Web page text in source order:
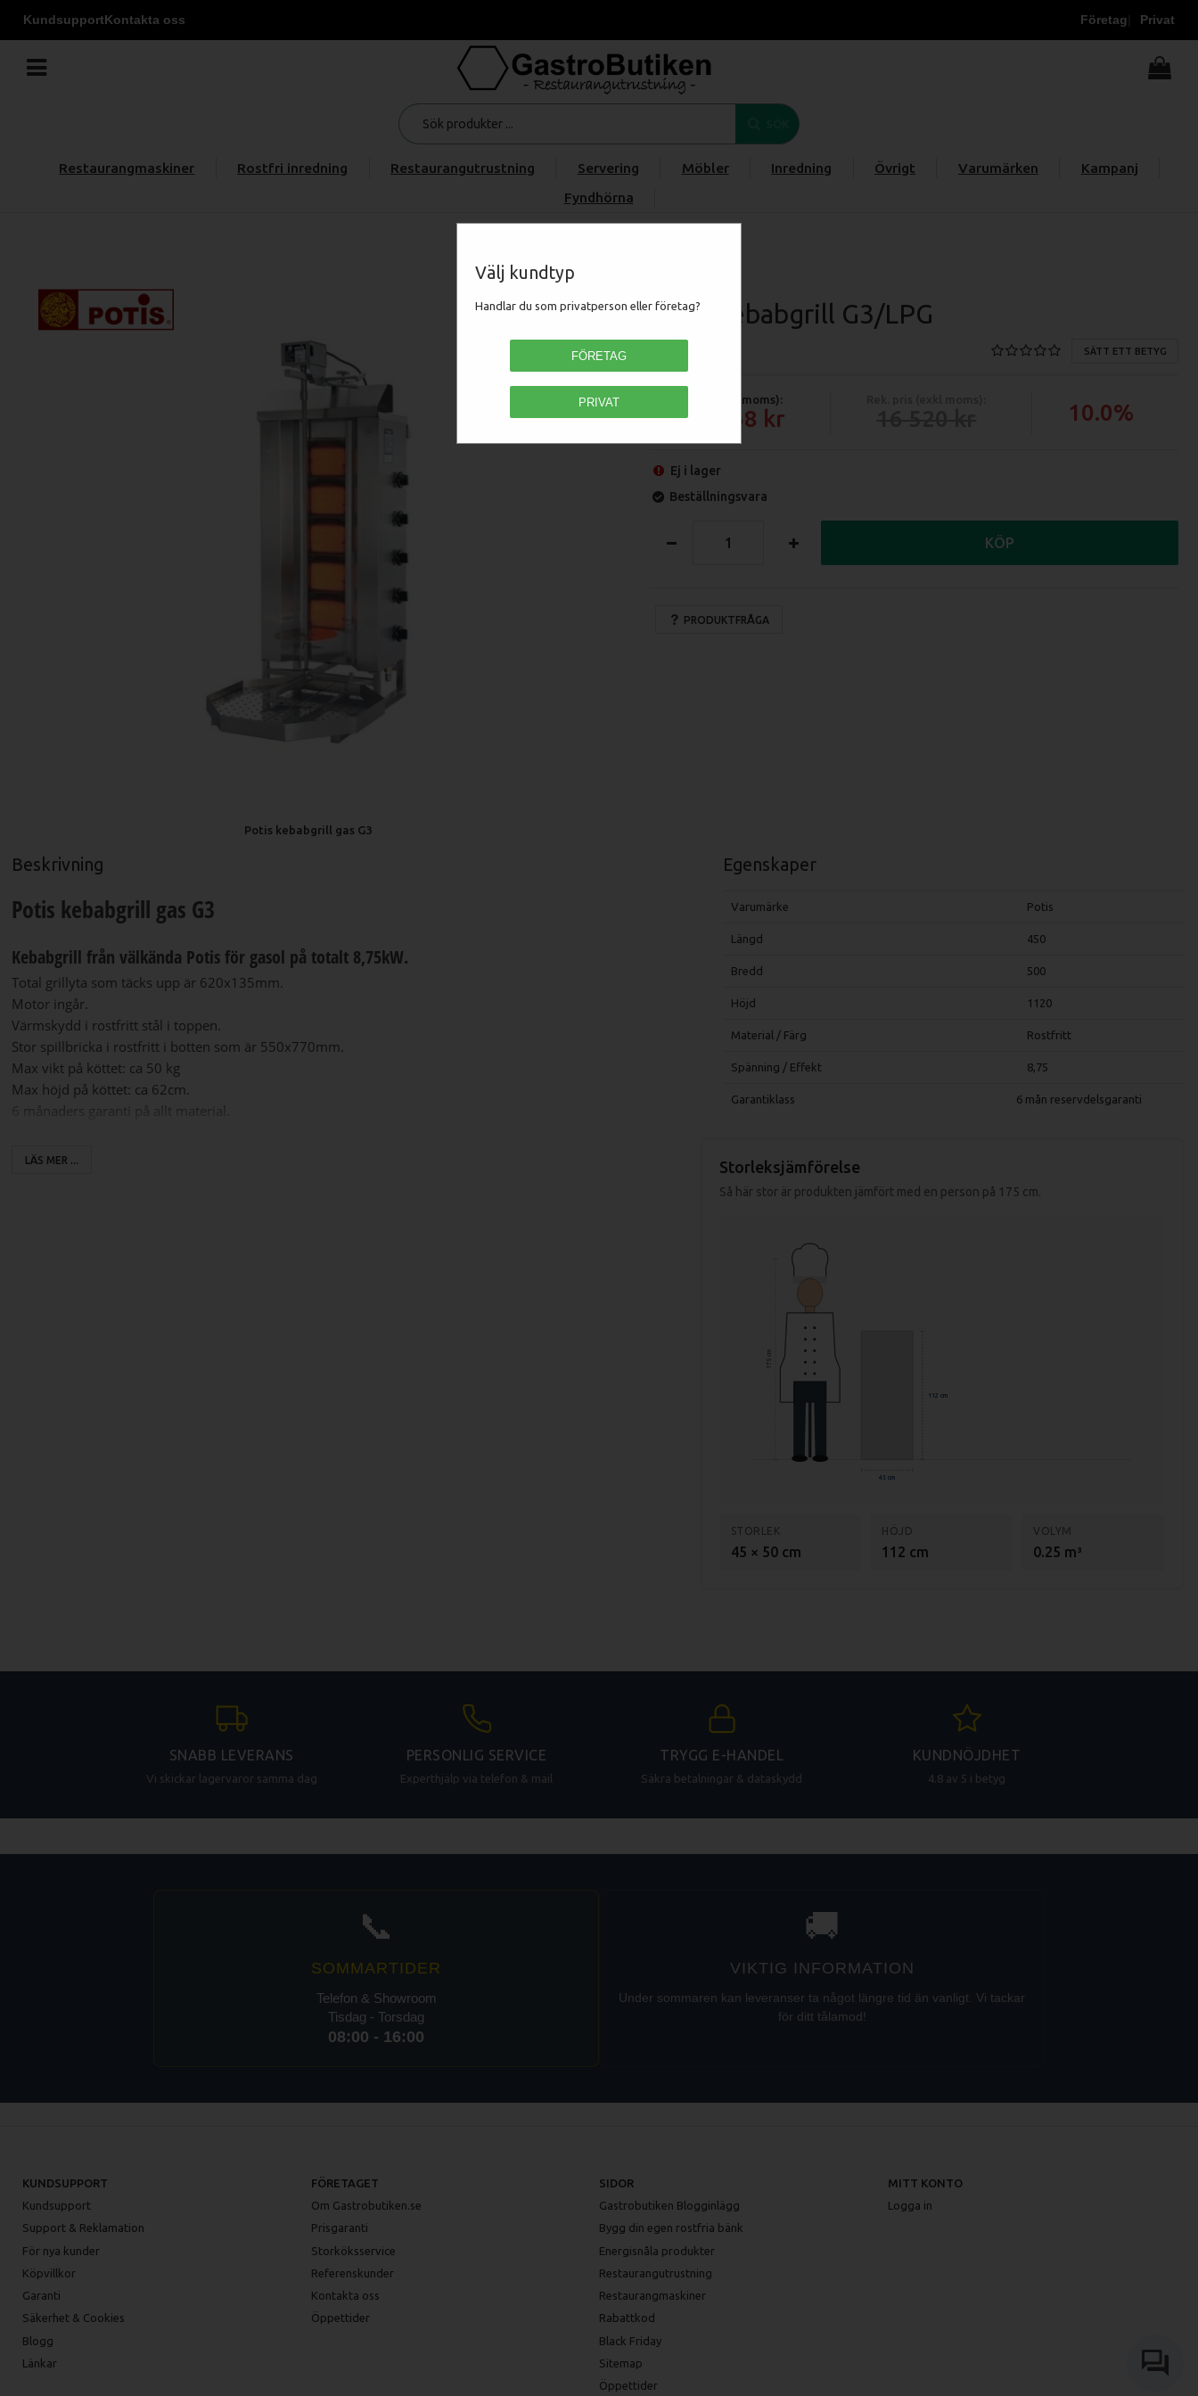
KundsupportKontakta oss Företag Privat
Välj kundtyp
Handlar du som privatperson eller företag?
FÖRETAG
PRIVAT
Restaurangmaskiner Rostfri inredning Restaurangutrustning Servering Möbler Inredning Övrigt Varumärken
Kampanj
Fyndhörna
Potis kebabgrill gas G3
Potis kebabgrill G3/LPG
SÄTT ETT BETYG
Pris (exkl moms):
14 868 10.0%
Ej i lager
Beställningsvara
PRODUKTFRÅGA
KÖP
Beskrivning
Potis kebabgrill gas G3
Kebabgrill från välkända Potis för gasol på totalt 8,75kW.
Total grillyta som täcks upp är 620x135mm.
Motor ingår.
Värmskydd i rostfritt stål i toppen.
Stor spillbricka i rostfritt i botten som är 550x770mm.
Max vikt på köttet: ca 50 kg
Max höjd på köttet: ca 62cm.
6 månaders garanti på allt material.
Specifikationer G3
LÄS MER ...
Egenskaper
Varumärke Potis
Längd 450
Bredd 500
Höjd 1120
Material / Färg Rostfritt
Spänning / Effekt 8,75
Garantiklass 6 mån reservdelsgaranti
Storleksjämförelse
Så här stor är produkten jämfört med en person på 175 cm.
175 cm
112 cm
45 cm
STORLEK
45 × 50 cm
HÖJD
112 cm
VOLYM
0.25 m³
SNABB LEVERANS
Vi skickar lagervaror samma dag
PERSONLIG SERVICE
Experthjälp via telefon & mail
TRYGG E-HANDEL
Säkra betalningar & dataskydd
KUNDNÖJDHET
4.8 av 5 i betyg
📞
SOMMARTIDER
Telefon & Showroom
Tisdag - Torsdag
08:00 - 16:00
🚚
VIKTIG INFORMATION
Under sommaren kan leveranser ta något längre tid än vanligt. Vi tackar
för ditt tålamod!
KUNDSUPPORT
Kundsupport
Support & Reklamation
För nya kunder
Köpvillkor
Garanti
Säkerhet & Cookies
Blogg
Länkar
FÖRETAGET
Om Gastrobutiken.se
Prisgaranti
Storköksservice
Referenskunder
Kontakta oss
Öppettider
SIDOR
Gastrobutiken Blogginlägg
Bygg din egen rostfria bänk
Energisnåla produkter
Restaurangutrustning
Restaurangmaskiner
Rabattkod
Black Friday
Sitemap
Öppettider
MITT KONTO
Logga in